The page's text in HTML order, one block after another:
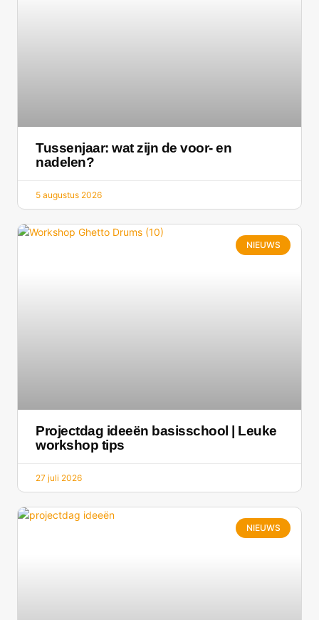
Tussenjaar: wat zijn de voor- en
nadelen?
5 augustus 2026
NIEUWS
Projectdag ideeën basisschool | Leuke
workshop tips
27 juli 2026
NIEUWS